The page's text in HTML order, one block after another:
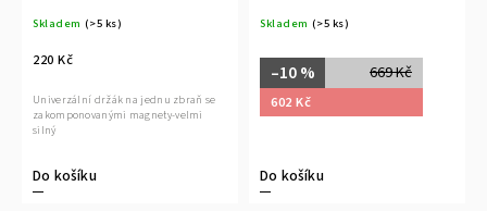
Skladem (>5 ks)
220 Kč
Do košíku
Univerzální držák na jednu zbraň se
zakomponovanými magnety-velmi
silný
Skladem (>5 ks)
669 Kč
–10 %
602 Kč
Do košíku